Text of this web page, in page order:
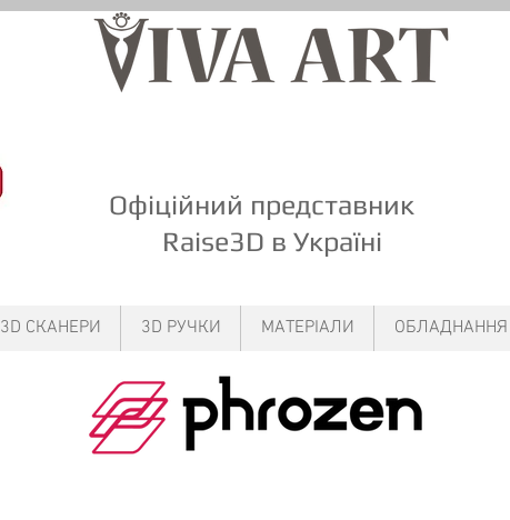
Офіційний представник
Raise3D в Україні
3D СКАНЕРИ 3D РУЧКИ МАТЕРІАЛИ ОБЛАДНАННЯ